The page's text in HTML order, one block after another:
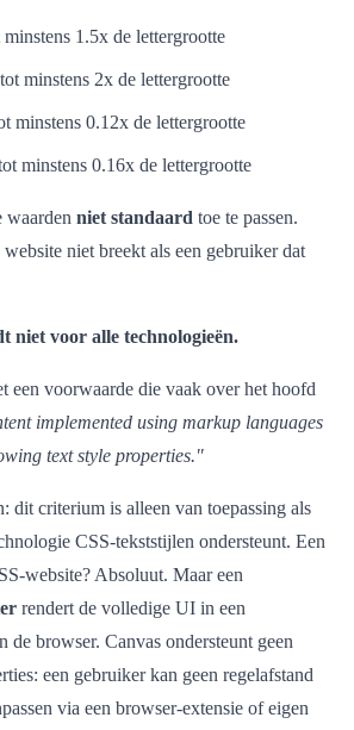
minstens 1.5x de lettergrootte
tot minstens 2x de lettergrootte
minstens 0.12x de lettergrootte
minstens 0.16x de lettergrootte
waarden niet standaard toe te passen.
niet breekt als een gebruiker dat
niet voor alle technologieën.
een voorwaarde die vaak over het hoofd
implemented using markup languages
text style properties."
dit criterium is alleen van toepassing als
CSS-tekststijlen ondersteunt. Een
website? Absoluut. Maar een
rendert de volledige UI in een
de browser. Canvas ondersteunt geen
een gebruiker kan geen regelafstand
via een browser-extensie of eigen